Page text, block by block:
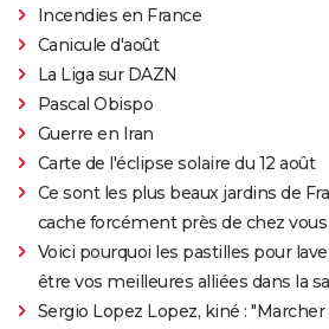
Incendies en France
Canicule d'août
La Liga sur DAZN
Pascal Obispo
Guerre en Iran
Carte de l'éclipse solaire du 12 août
Ce sont les plus beaux jardins de
cache forcément près de chez vous
Voici pourquoi les pastilles pour
être vos meilleures alliées dans la
Sergio Lopez Lopez, kiné :